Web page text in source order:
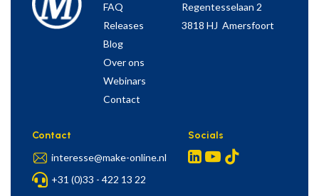
FAQ
Releases
Blog
Over ons
Webinars
Contact
Regentesselaan 2
3818 HJ Amersfoort
Contact
interesse@make-online.nl
+31 (0)33 - 422 13 22
Socials